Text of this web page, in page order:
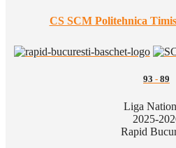
CS SCM Politehnica
93 - 89
Liga
2025-
Rapid